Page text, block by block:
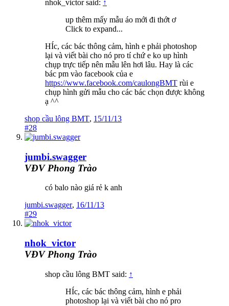
nhok_victor said: ↑
up thêm mấy mẫu áo mới đi thớt ơ
Click to expand...
HÍc, các bác thông cảm, hình e phải photoshop
lại và viết bài cho nó pro tí chứ e ko up hình
chụp trực tiếp nên mẫu lên hơi lâu. Hay là các
bác pm vào facebook của e
https://www.facebook.com/caulongBMT rùi e
chụp hình gửi mẫu cho các bác chọn được không
ạ ^^
shop cầu lông BMT, 15/11/13
#28
jumbi.swagger
VĐV Phong Trào
có balo nào giá rẻ k anh
jumbi.swagger, 16/11/13
#29
nhok_victor
VĐV Phong Trào
shop cầu lông BMT said: ↑
HÍc, các bác thông cảm, hình e phải
photoshop lại và viết bài cho nó pro